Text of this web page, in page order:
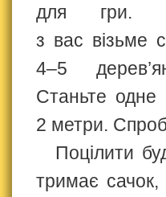
для гри.
з вас візьме
4–5
Станьте одне
2 метри.
Поцілити
тримає